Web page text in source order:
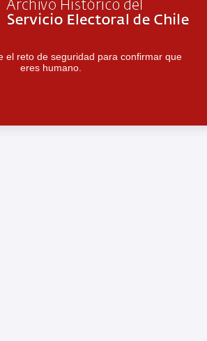
el reto de seguridad para confirmar que
eres humano.